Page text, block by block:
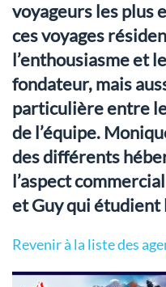
voyageurs les plus
ces voyages
l’enthousiasme et
fondateur, mais
particulière entre
de l’équipe.
des différents
l’aspect
et Guy qui étudient
Revenir à la liste des